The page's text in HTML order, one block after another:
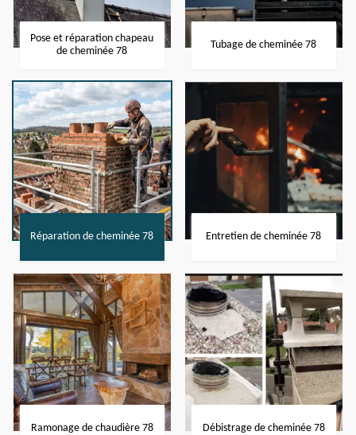
Pose et réparation chapeau
de cheminée 78
Tubage de cheminée 78
Réparation de cheminée 78 Entretien de cheminée 78
Ramonage de chaudière 78 Débistrage de cheminée 78